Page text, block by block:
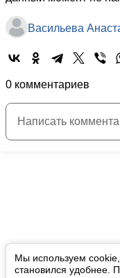
Мы используем cookie,
становился удобнее.
Васильева
0 комментариев